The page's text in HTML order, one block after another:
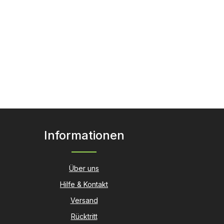
Informationen
Über uns
Hilfe & Kontakt
Versand
Rücktritt